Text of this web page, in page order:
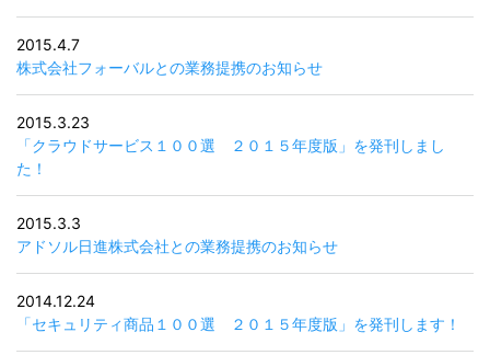
2015.4.7
株式会社フォーバルとの業務提携のお知らせ
2015.3.23
「クラウドサービス１００選 ２０１５年度版」を発刊しまし
た！
2015.3.3
アドソル日進株式会社との業務提携のお知らせ
2014.12.24
「セキュリティ商品１００選 ２０１５年度版」を発刊します！